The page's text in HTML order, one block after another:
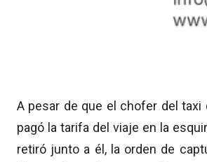
A pesar de que el chofer del
pagó la tarifa del viaje en la
retiró junto a él,la orden de